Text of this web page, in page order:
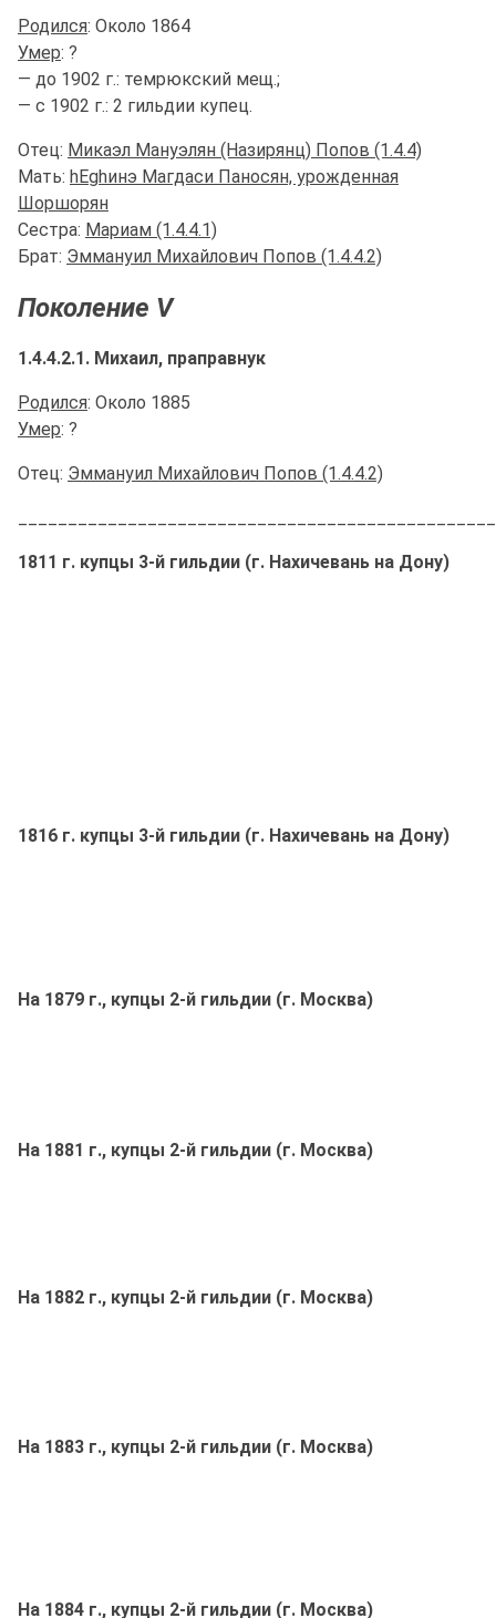
Родился: Около 1864
Умер: ?
— до 1902 г.: темрюкский мещ.;
— с 1902 г.: 2 гильдии купец.
Отец: Микаэл Мануэлян (Назирянц) Попов (1.4.4)
Мать: hЕghинэ Магдаси Паносян, урожденная
Шоршорян
Сестра: Мариам (1.4.4.1)
Брат: Эммануил Михайлович Попов (1.4.4.2)
Поколение V
1.4.4.2.1. Михаил, праправнук
Родился: Около 1885
Умер: ?
Отец: Эммануил Михайлович Попов (1.4.4.2)
1811 г. купцы 3-й гильдии (г. Нахичевань на Дону)
1816 г. купцы 3-й гильдии (г. Нахичевань на Дону)
На 1879 г., купцы 2-й гильдии (г. Москва)
На 1881 г., купцы 2-й гильдии (г. Москва)
На 1882 г., купцы 2-й гильдии (г. Москва)
На 1883 г., купцы 2-й гильдии (г. Москва)
На 1884 г., купцы 2-й гильдии (г. Москва)